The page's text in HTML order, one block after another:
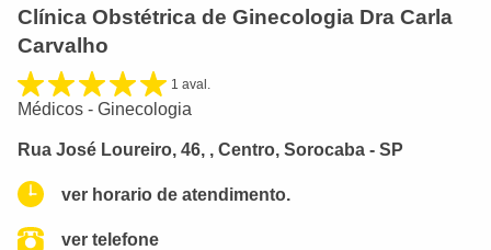
Clínica Obstétrica de Ginecologia Dra Carla
Carvalho
1 aval.
Médicos - Ginecologia
Rua José Loureiro, 46, , Centro, Sorocaba - SP
ver horario de atendimento.
ver telefone